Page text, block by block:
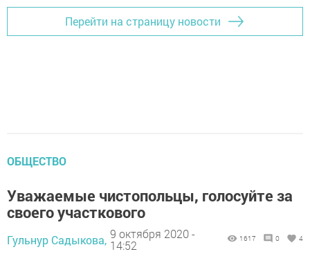
Перейти на страницу новости
ОБЩЕСТВО
Уважаемые чистопольцы, голосуйте за
своего участкового
Гульнур Садыкова, 9 октября 2020 -
14:52
1617 0 4